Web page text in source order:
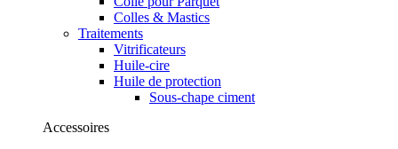
Colles & Mastics
Traitements
Vitrificateurs
Huile-cire
Huile de protection
Sous-chape ciment
Accessoires